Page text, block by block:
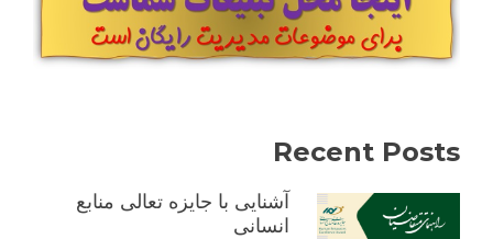
Recent Posts
آشنایی با جایزه تعالی منابع
انسانی